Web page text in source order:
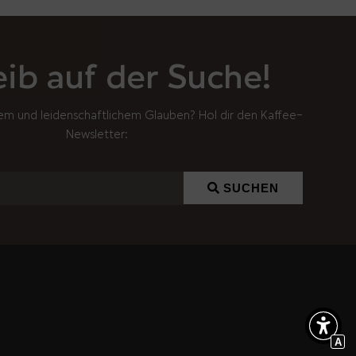
auf der Suche!
und leidenschaftlichem Glauben? Hol dir den Kaffee-
Newsletter:
SUCHEN
A